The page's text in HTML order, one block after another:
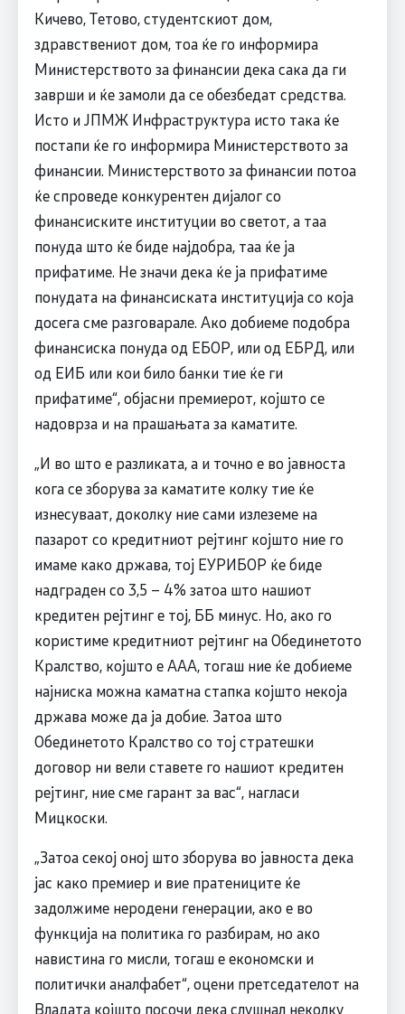
Кичево, Тетово, студентскиот дом,
здравствениот дом, тоа ќе го информира
Министерството за финансии дека сака да ги
заврши и ќе замоли да се обезбедат средства.
Исто и ЈПМЖ Инфраструктура исто така ќе
постапи ќе го информира Министерството за
финансии. Министерството за финансии потоа
ќе спроведе конкурентен дијалог со
финансиските институции во светот, а таа
понуда што ќе биде најдобра, таа ќе ја
прифатиме. Не значи дека ќе ја прифатиме
понудата на финансиската институција со која
досега сме разговарале. Ако добиеме подобра
финансиска понуда од ЕБОР, или од ЕБРД, или
од ЕИБ или кои било банки тие ќе ги
прифатиме“, објасни премиерот, којшто се
надоврза и на прашањата за каматите.
„И во што е разликата, а и точно е во јавноста
кога се зборува за каматите колку тие ќе
изнесуваат, доколку ние сами излеземе на
пазарот со кредитниот рејтинг којшто ние го
имаме како држава, тој ЕУРИБОР ќе биде
надграден со 3,5 – 4% затоа што нашиот
кредитен рејтинг е тој, ББ минус. Но, ако го
користиме кредитниот рејтинг на Обединетото
Кралство, којшто е ААА, тогаш ние ќе добиеме
најниска можна каматна стапка којшто некоја
држава може да ја добие. Затоа што
Обединетото Кралство со тој стратешки
договор ни вели ставете го нашиот кредитен
рејтинг, ние сме гарант за вас“, нагласи
Мицкоски.
„Затоа секој оној што зборува во јавноста дека
јас како премиер и вие пратениците ќе
задолжиме неродени генерации, ако е во
функција на политика го разбирам, но ако
навистина го мисли, тогаш е економски и
политички аналфабет“, оцени претседателот на
Владата којшто посочи дека слушнал неколку